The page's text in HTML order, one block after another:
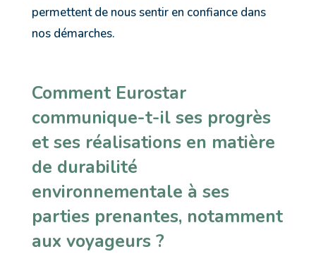
permettent de nous sentir en confiance dans
nos démarches.
Comment Eurostar
communique-t-il ses progrès
et ses réalisations en matière
de durabilité
environnementale à ses
parties prenantes, notamment
aux voyageurs ?